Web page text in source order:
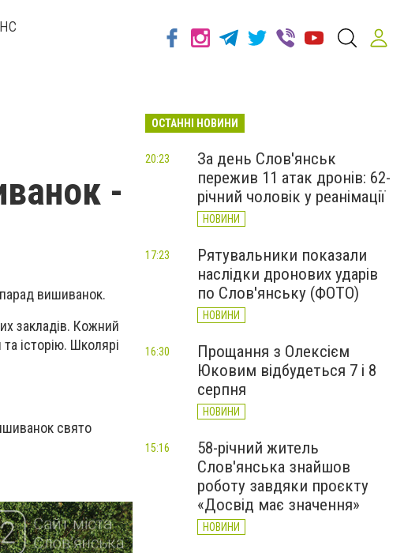
-
вишиванок.
закладів. Кожний
історію. Школярі
свято
ОСТАННІ НОВИНИ
За день Слов'янськ
пережив 11 атак дронів: 62-
річний чоловік у реанімації
НОВИНИ
20:23
Рятувальники показали
наслідки дронових ударів
по Слов'янську (ФОТО)
НОВИНИ
17:23
Прощання з Олексієм
Юковим відбудеться 7 і 8
серпня
НОВИНИ
16:30
58-річний житель
Слов'янська знайшов
роботу завдяки проєкту
«Досвід має значення»
НОВИНИ
15:16